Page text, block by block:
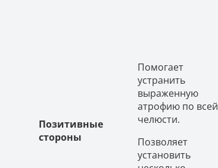
Позитивные
стороны
Помогает
устранить
выраженную
атрофию по всей
челюсти.
Позволяет
установить